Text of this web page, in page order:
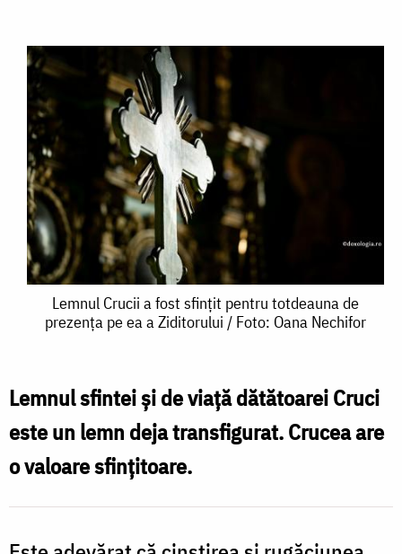
Lemnul
Crucii
fost
sfințit
pentru
Lemnul Crucii a fost sfințit pentru totdeauna de
prezența pe ea a Ziditorului / Foto: Oana Nechifor
Lemnul sfintei şi de viaţă dătătoarei Cruci
este un lemn deja transfigurat. Crucea are
o valoare sfinţitoare.